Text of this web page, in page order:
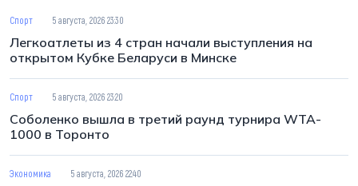
Спорт 5 августа, 2026 23:30
Легкоатлеты из 4 стран начали выступления на
открытом Кубке Беларуси в Минске
Спорт 5 августа, 2026 23:20
Соболенко вышла в третий раунд турнира WTA-
1000 в Торонто
Экономика 5 августа, 2026 22:40